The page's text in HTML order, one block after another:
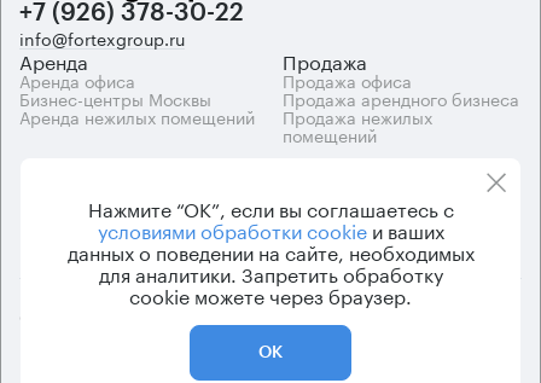
+7 (926) 378-30-22
info@fortexgroup.ru
Аренда
Аренда офиса
Бизнес-центры Москвы
Аренда нежилых помещений
Продажа
Продажа офиса
Продажа арендного бизнеса
Продажа нежилых
помещений
Каталог бизнес-центров О компании
Вакансии
Контакты
© 2026 Fortex.Group. ООО «АРЕНДА ОФИСА», ОГРН 1177746948686,
Политика конфиденциальности
Нажмите “ОК”, если вы соглашаетесь с
условиями обработки cookieи ваших
данных о поведении на сайте, необходимых
для аналитики. Запретить обработку
cookie можете через браузер.
ОК